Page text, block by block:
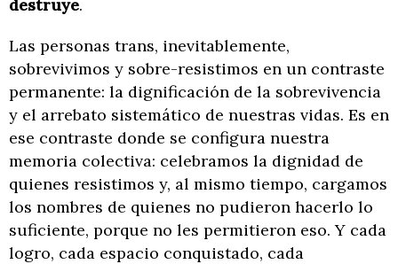
destruye.
Las personas trans, inevitablemente,
sobrevivimos y sobre-resistimos en un contraste
permanente: la dignificación de la sobrevivencia
y el arrebato sistemático de nuestras vidas. Es en
ese contraste donde se configura nuestra
memoria colectiva: celebramos la dignidad de
quienes resistimos y, al mismo tiempo, cargamos
los nombres de quienes no pudieron hacerlo lo
suficiente, porque no les permitieron eso. Y cada
logro, cada espacio conquistado, cada